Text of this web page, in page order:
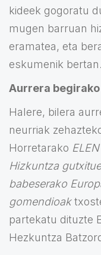
kideek gogoratu
mugen barruan
eramatea, eta
eskumenik bertan.
Aurrera
Halere, bilera
neurriak
Horretarako ELEN
Hizkuntza
babeserako
gomendioak
partekatu dituzte
Hezkuntza